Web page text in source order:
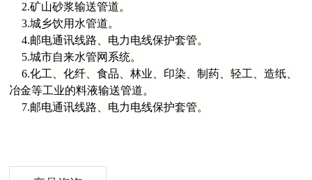
2.矿山砂浆输送管道。
3.城乡饮用水管道。
4.邮电通讯线路、电力电线保护套管。
5.城市自来水管网系统。
6.化工、化纤、食品、林业、印染、制药、轻工、造纸、
冶金等工业的料液输送管道。
7.邮电通讯线路、电力电线保护套管。